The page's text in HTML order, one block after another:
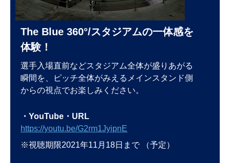
The Blue 360°/スタジアムの一体感を
体験！
選手入場直前などスタジアム全体が盛りあがる
瞬間を、ピッチ全体がみえるメインスタンド側
からの視点でお楽しみください。
・YouTube・URL
https://youtu.be/G2rm1JyipnE
※視聴期限2021年11月18日まで （予定）